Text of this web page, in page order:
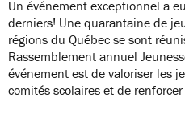
Un événement exceptionnel a
derniers! Une quarantaine de
régions du Québec se sont
Rassemblement annuel
événement est de valoriser les
comités scolaires et de renforcer